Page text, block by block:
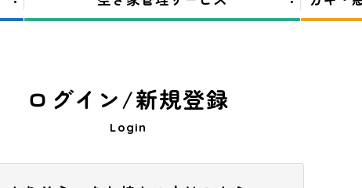
ログイン/新規登録
Login